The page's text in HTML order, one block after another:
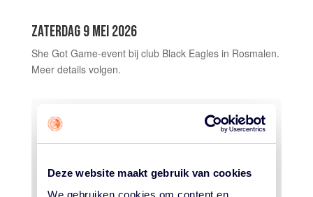
ZATERDAG 9 MEI 2026
She Got Game-event bij club Black Eagles in Rosmalen.
Meer details volgen.